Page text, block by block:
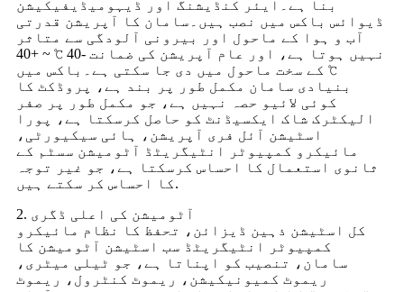
بنا ہے۔ایئر کنڈیشنگ اور ڈیہومیڈیفیکیشن
ڈیوائس باکس میں نصب ہیں۔سامان کا آپریشن قدرتی
آب و ہوا کے ماحول اور بیرونی آلودگی سے متاثر
نہیں ہوتا ہے، اور عام آپریشن کی ضمانت -40 ℃ ~ +40
℃ کے سخت ماحول میں دی جا سکتی ہے۔باکس میں
بنیادی سامان مکمل طور پر بند ہے، پروڈکٹ کا
کوئی لائیو حصہ نہیں ہے، جو مکمل طور پر صفر
الیکٹرک شاک ایکسیڈنٹ کو حاصل کرسکتا ہے، پورا
اسٹیشن آئل فری آپریشن، ہائی سیکیورٹی،
مائیکرو کمپیوٹر انٹیگریٹڈ آٹومیشن سسٹم کے
ثانوی استعمال کا احساس کرسکتا ہے، جو غیر توجہ
کا احساس کر سکتے ہیں.
2. آٹومیشن کی اعلی ڈگری
کل اسٹیشن ذہین ڈیزائن، تحفظ کا نظام مائیکرو
کمپیوٹر انٹیگریٹڈ سب اسٹیشن آٹومیشن کا
سامان، تنصیب کو اپناتا ہے، جو ٹیلی میٹری،
ریموٹ کمیونیکیشن، ریموٹ کنٹرول، ریموٹ